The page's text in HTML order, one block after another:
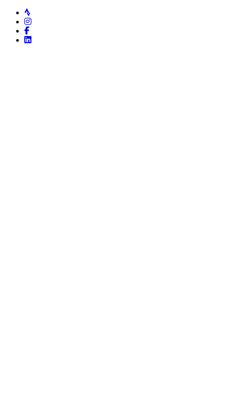
Strava
Instagram
Facebook
LinkedIn